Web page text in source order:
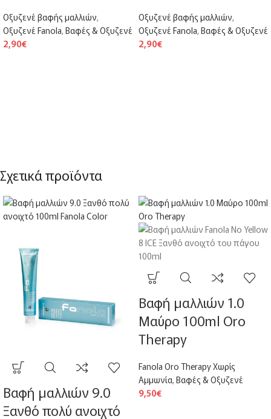
Οξυζενέ βαφής μαλλιών,
Οξυζενέ Fanola, Βαφές & Οξυζενέ
2,90€
Οξυζενέ βαφής μαλλιών,
Οξυζενέ Fanola, Βαφές & Οξυζενέ
2,90€
Σχετικά προϊόντα
Βαφή μαλλιών 9.0
Ξανθό πολύ ανοιχτό
Βαφή μαλλιών 1.0
Μαύρο 100ml Oro
Therapy
Fanola Oro Therapy Χωρίς
Αμμωνία, Βαφές & Οξυζενέ
9,50€